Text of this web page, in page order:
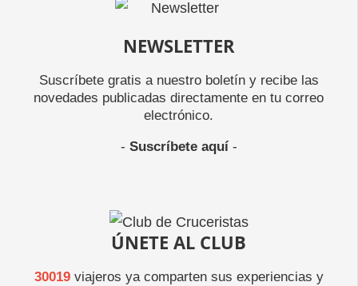
NEWSLETTER
Suscríbete gratis a nuestro boletín y recibe las
novedades publicadas directamente en tu correo
electrónico.
- Suscríbete aquí-
ÚNETE AL CLUB
30019viajeros ya comparten sus experiencias y